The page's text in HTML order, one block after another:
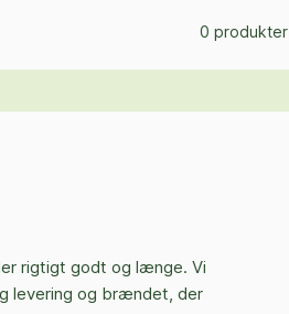
0 produkter
rigtigt godt og længe. Vi
levering og brændet, der